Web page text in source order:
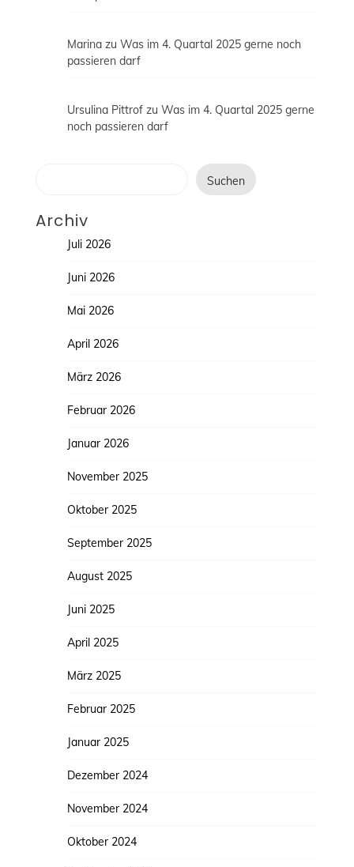
Marinazu Was im 4. Quartal 2025 gerne noch
passieren darf
Ursulina Pittrofzu Was im 4. Quartal 2025 gerne
noch passieren darf
Suchen
Archiv
Juli 2026
Juni 2026
Mai 2026
April 2026
März 2026
Februar 2026
Januar 2026
November 2025
Oktober 2025
September 2025
August 2025
Juni 2025
April 2025
März 2025
Februar 2025
Januar 2025
Dezember 2024
November 2024
Oktober 2024